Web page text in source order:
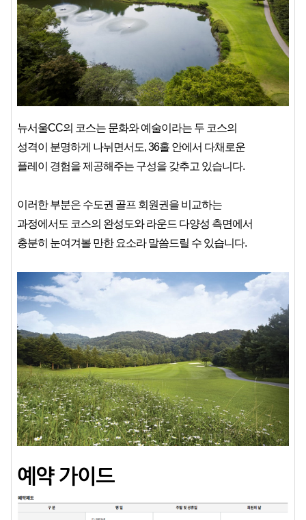
뉴서울CC의 코스는 문화와 예술이라는 두 코스의
성격이 분명하게 나뉘면서도, 36홀 안에서 다채로운
플레이 경험을 제공해주는 구성을 갖추고 있습니다.
이러한 부분은 수도권 골프 회원권을 비교하는
과정에서도 코스의 완성도와 라운드 다양성 측면에서
충분히 눈여겨볼 만한 요소라 말씀드릴 수 있습니다.
예약 가이드